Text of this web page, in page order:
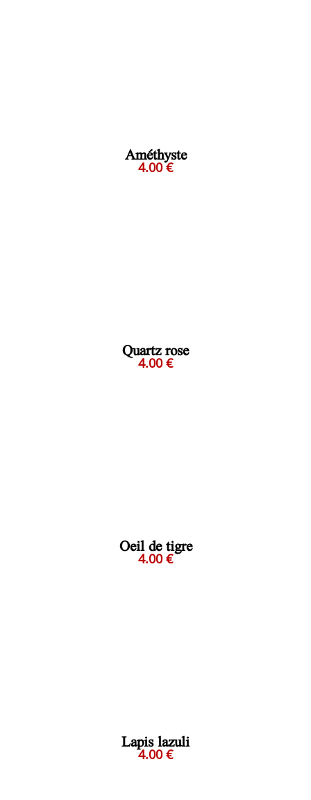
Améthyste
4.00 €
Quartz rose
4.00 €
Oeil de tigre
4.00 €
Lapis lazuli
4.00 €